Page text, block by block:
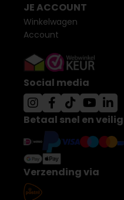
JE ACCOUNT
Winkelwagen
Account
Social media
Betaal snel en veilig
Verzending via